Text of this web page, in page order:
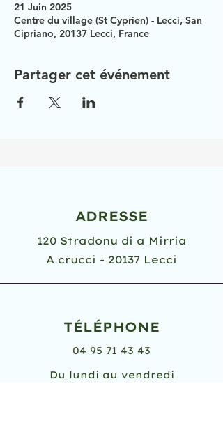
21 Juin 2025
Centre du village (St Cyprien) - Lecci, San
Cipriano, 20137 Lecci, France
Partager cet événement
ADRESSE
120 Stradonu di a Mirria
A crucci - 20137 Lecci
TÉLÉPHONE
04 95 71 43 43
Du lundi au vendredi